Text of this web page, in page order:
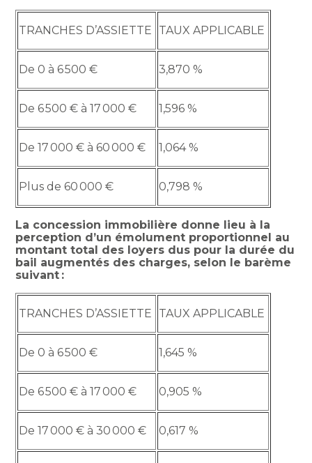
TRANCHES D’ASSIETTE TAUX APPLICABLE
De 0 à 6 500 € 3,870 %
De 6 500 € à 17 000 € 1,596 %
De 17 000 € à 60 000 € 1,064 %
Plus de 60 000 € 0,798 %
La concession immobilière donne lieu à la
perception d’un émolument proportionnel au
montant total des loyers dus pour la durée du
bail augmentés des charges, selon le barème
suivant :
TRANCHES D’ASSIETTE TAUX APPLICABLE
De 0 à 6 500 € 1,645 %
De 6 500 € à 17 000 € 0,905 %
De 17 000 € à 30 000 € 0,617 %